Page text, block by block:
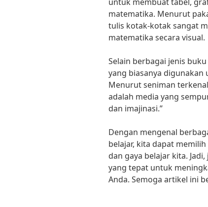
matematika. Menurut
tulis kotak-kotak sangat
matematika secara visual.
Selain berbagai jenis
yang biasanya
Menurut seniman
adalah media yang
dan imajinasi.”
Dengan mengenal
belajar, kita dapat
dan gaya belajar kita.
yang tepat untuk
Anda. Semoga artikel ini